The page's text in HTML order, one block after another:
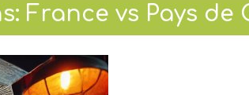
France vs Pays de